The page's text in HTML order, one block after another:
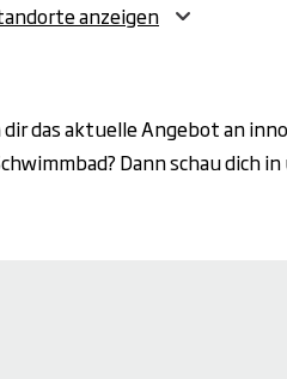
anzeigen
das aktuelle Angebot an
Dann schau dich